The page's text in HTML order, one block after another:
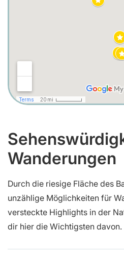
Wanderungen
Durch die riesige Fläche des
unzählige Möglichkeiten für
versteckte Highlights in der
dir hier die Wichtigsten davon.